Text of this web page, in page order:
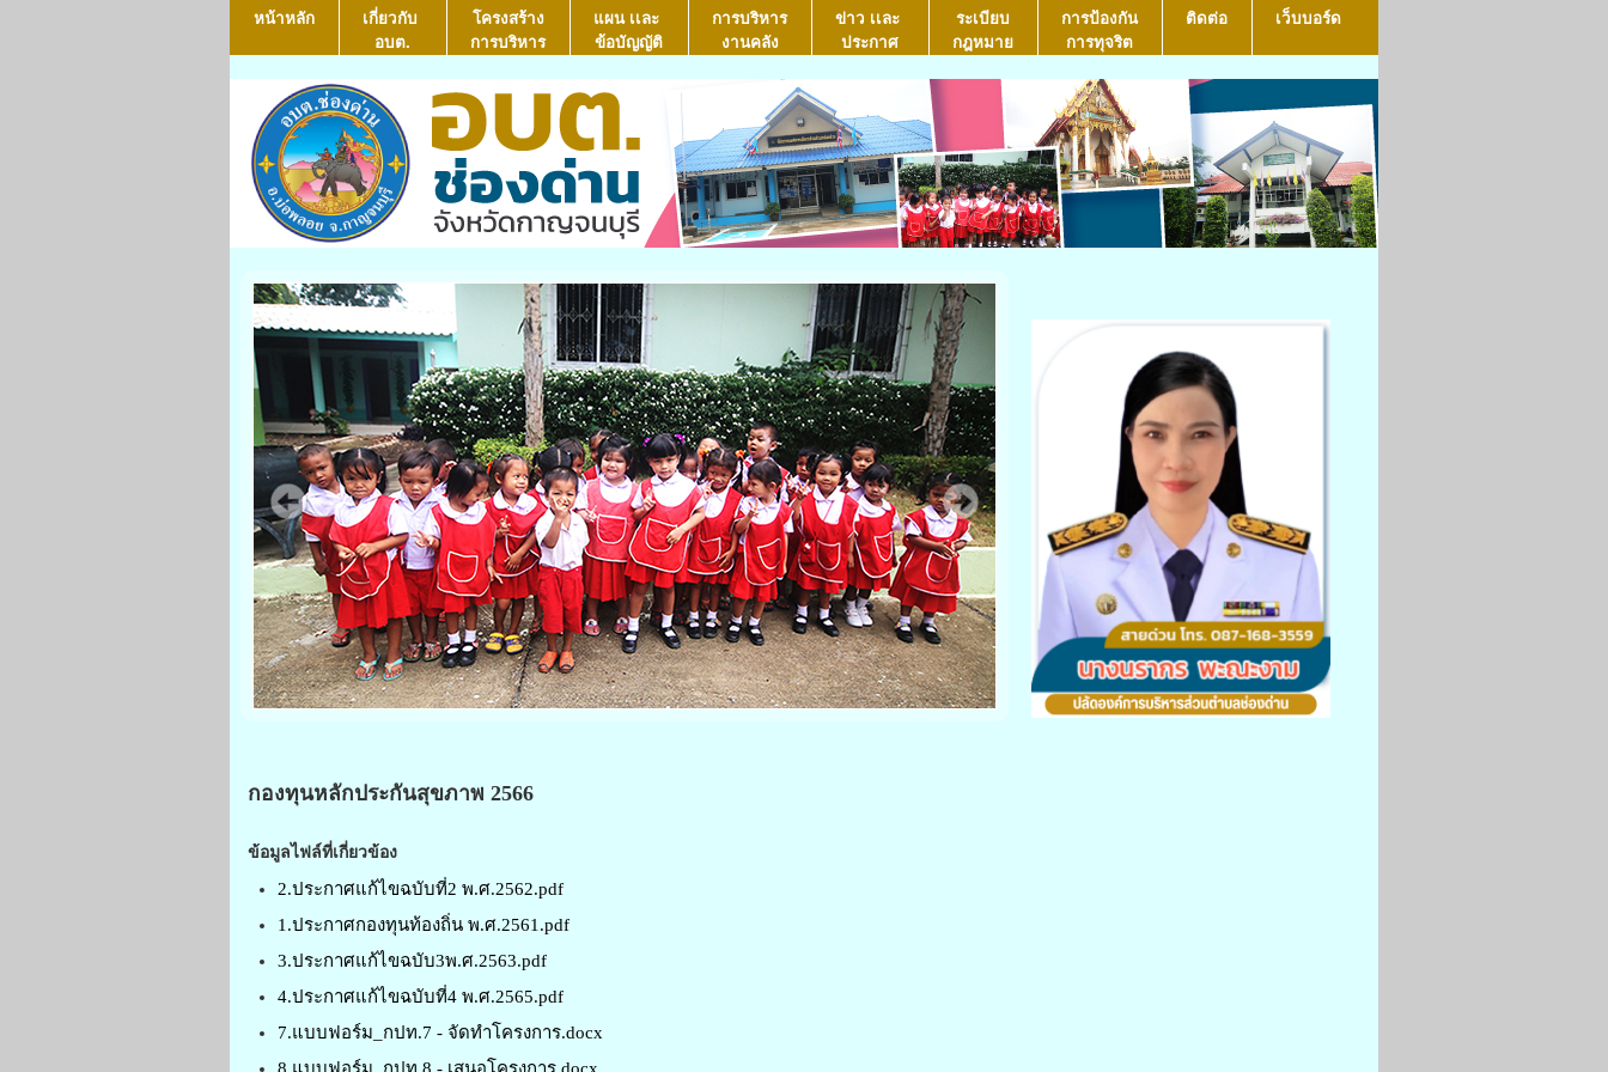
หน้าหลัก
เกี่ยวกับ
อบต.
โครงสร้าง
การบริหาร
แผน เเละ
ข้อบัญญัติ
การบริหาร
งานคลัง
ข่าว เเละ
ประกาศ
ระเบียบ
กฎหมาย
การป้องกัน
การทุจริต
ติดต่อ เว็บบอร์ด
กองทุนหลักประกันสุขภาพ 2566
ข้อมูลไฟล์ที่เกี่ยวข้อง
2.ประกาศแก้ไขฉบับที่2 พ.ศ.2562.pdf
1.ประกาศกองทุนท้องถิ่น พ.ศ.2561.pdf
3.ประกาศแก้ไขฉบับ3พ.ศ.2563.pdf
4.ประกาศแก้ไขฉบับที่4 พ.ศ.2565.pdf
7.แบบฟอร์ม_กปท.7 - จัดทำโครงการ.docx